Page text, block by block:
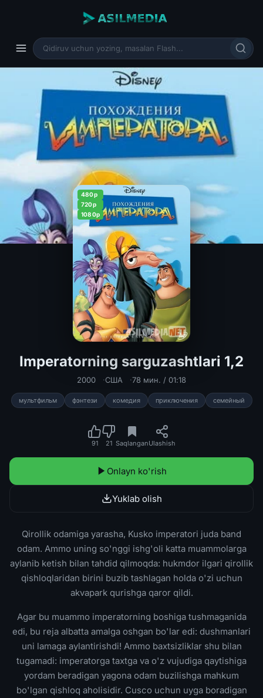
480p
720p
1080p
Imperatorning sarguzashtlari 1,2
Imperatorning sarguzashtlari 1,2
2000 США 78 мин. / 01:18
мультфильм фэнтези комедия приключения семейный
91 21 SaqlanganUlashish
Onlayn ko'rish
Yuklab olish
Qirollik odamiga yarasha, Kusko imperatori juda band
odam. Ammo uning so'nggi ishg'oli katta muammolarga
aylanib ketish bilan tahdid qilmoqda: hukmdor ilgari qirollik
qishloqlaridan birini buzib tashlagan holda o'zi uchun
akvapark qurishga qaror qildi.
Agar bu muammo imperatorning boshiga tushmaganida
edi, bu reja albatta amalga oshgan bo'lar edi: dushmanlari
uni lamaga aylantirishdi! Ammo baxtsizliklar shu bilan
tugamadi: imperatorga taxtga va o'z vujudiga qaytishiga
yordam beradigan yagona odam buzilishga mahkum
bo'lgan qishloq aholisidir. Cusco uchun uyga boradigan